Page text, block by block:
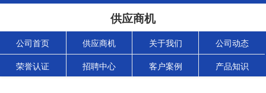
供应商机
公司首页 供应商机 关于我们 公司动态
荣誉认证 招聘中心 客户案例 产品知识